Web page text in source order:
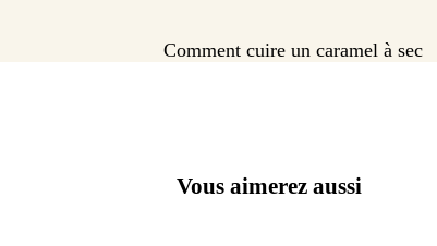
Comment cuire un caramel à sec
Vous aimerez aussi